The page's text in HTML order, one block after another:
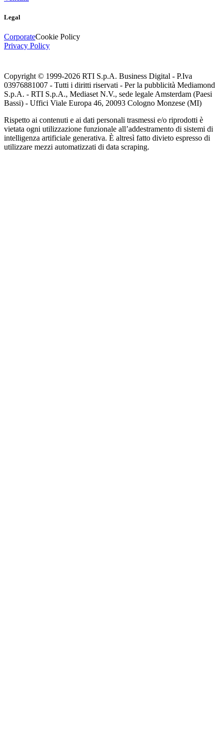
Legal
CorporateCookie Policy
Privacy Policy
Copyright © 1999-2026 RTI S.p.A. Business Digital - P.Iva
03976881007 - Tutti i diritti riservati - Per la pubblicità Mediamond
S.p.A. - RTI S.p.A., Mediaset N.V., sede legale Amsterdam (Paesi
Bassi) - Uffici Viale Europa 46, 20093 Cologno Monzese (MI)
Rispetto ai contenuti e ai dati personali trasmessi e/o riprodotti è
vietata ogni utilizzazione funzionale all’addestramento di sistemi di
intelligenza artificiale generativa. È altresì fatto divieto espresso di
utilizzare mezzi automatizzati di data scraping.